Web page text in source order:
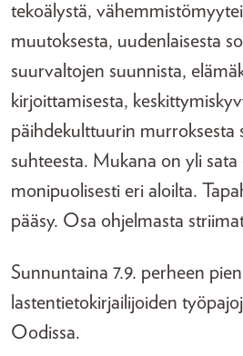
tekoälystä,
muutoksesta, uudenlaisesta
suurvaltojen suunnista,
kirjoittamisesta,
päihdekulttuurin murroksesta
suhteesta. Mukana on yli sata
monipuolisesti eri aloilta.
pääsy. Osa ohjelmasta
Sunnuntaina 7.9. perheen
lastentietokirjailijoiden
Oodissa.